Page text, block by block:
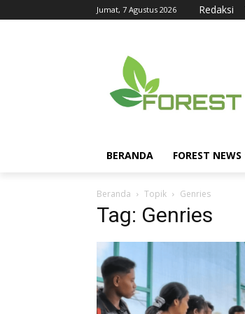
Jumat, 7 Agustus 2026 Redaksi
BERANDA FOREST NEWS
Beranda Topik Genries
Tag: Genries